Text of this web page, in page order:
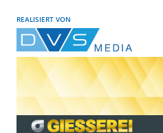
REALISIERT VON